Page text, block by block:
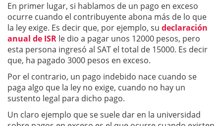
En primer lugar, si hablamos de un pago en exceso
ocurre cuando el contribuyente abona más de lo que
la ley exige. Es decir que, por ejemplo, su declaración
anual de ISR le dio a pagar unos 12000 pesos, pero
esta persona ingresó al SAT el total de 15000. Es decir
que, ha pagado 3000 pesos en exceso.
Por el contrario, un pago indebido nace cuando se
paga algo que la ley no exige, cuando no hay un
sustento legal para dicho pago.
Un claro ejemplo que se suele dar en la universidad